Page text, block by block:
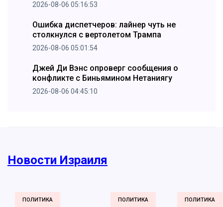
2026-08-06 05:16:53
Ошибка диспетчеров: лайнер чуть не
столкнулся с вертолетом Трампа
2026-08-06 05:01:54
Джей Ди Вэнс опроверг сообщения о
конфликте с Биньямином Нетаниягу
2026-08-06 04:45:10
Новости Израиля
ПОЛИТИКА ПОЛИТИКА ПОЛИТИКА